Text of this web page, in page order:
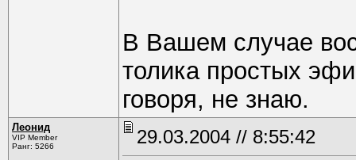
В Вашем случае
толика простых
говоря, не знаю.
Леонид
VIP Member
Ранг: 5266
29.03.2004 // 8:55:42